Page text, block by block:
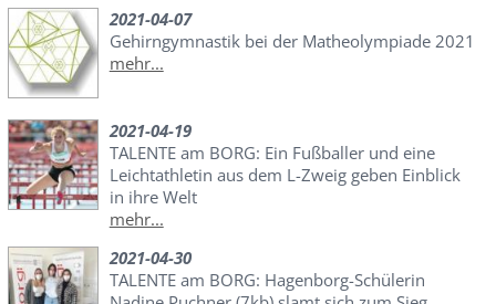
2021-04-07
Gehirngymnastik bei der Matheolympiade 2021
mehr...
2021-04-19
TALENTE am BORG: Ein Fußballer und eine
Leichtathletin aus dem L-Zweig geben Einblick
in ihre Welt
mehr...
2021-04-30
TALENTE am BORG: Hagenborg-Schülerin